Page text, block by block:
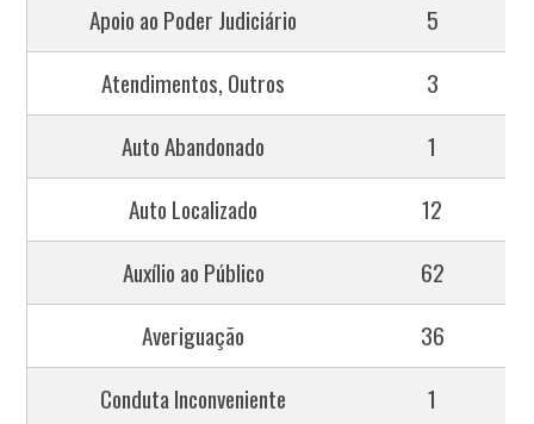
Apoio ao Poder Judiciário
5
Atendimentos, Outros
3
Auto Abandonado
1
Auto Localizado
12
Auxílio ao Público
62
Averiguação
36
Conduta Inconveniente
1